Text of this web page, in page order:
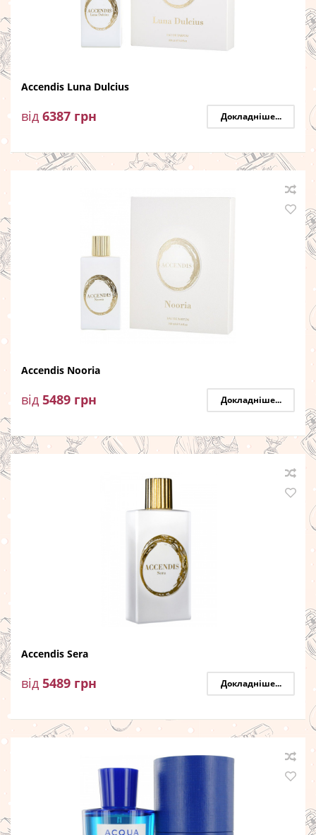
Accendis Luna Dulcius
від 6387 грн Докладніше...
Accendis Nooria
від 5489 грн Докладніше...
Accendis Sera
від 5489 грн Докладніше...